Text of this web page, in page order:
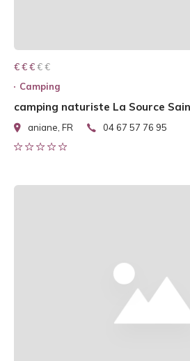
€ € € € €
€ € €
Camping
camping naturiste La Source
aniane, FR 04 67 57 76 95